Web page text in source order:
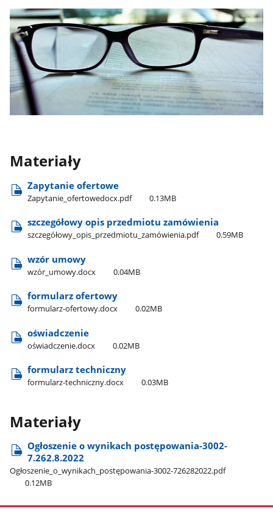
Materiały
Zapytanie ofertowe
Zapytanie​_ofertowedocx.pdf 0.13MB
szczegółowy opis przedmiotu zamówienia
szczegółowy​_opis​_przedmiotu​_zamówienia.pdf 0.59MB
wzór umowy
wzór​_umowy.docx 0.04MB
formularz ofertowy
formularz-ofertowy.docx 0.02MB
oświadczenie
oświadczenie.docx 0.02MB
formularz techniczny
formularz-techniczny.docx 0.03MB
Materiały
Ogłoszenie o wynikach postępowania-3002-
7.262.8.2022
Ogłoszenie​_o​_wynikach​_postępowania-3002-726282022.pdf
0.12MB